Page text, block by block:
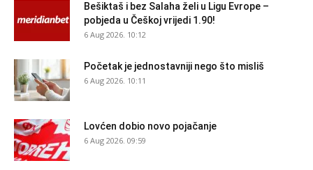
Bešiktaš i bez Salaha želi u Ligu Evrope –
pobjeda u Češkoj vrijedi 1.90!
6 Aug 2026. 10:12
Početak je jednostavniji nego što misliš
6 Aug 2026. 10:11
Lovćen dobio novo pojačanje
6 Aug 2026. 09:59